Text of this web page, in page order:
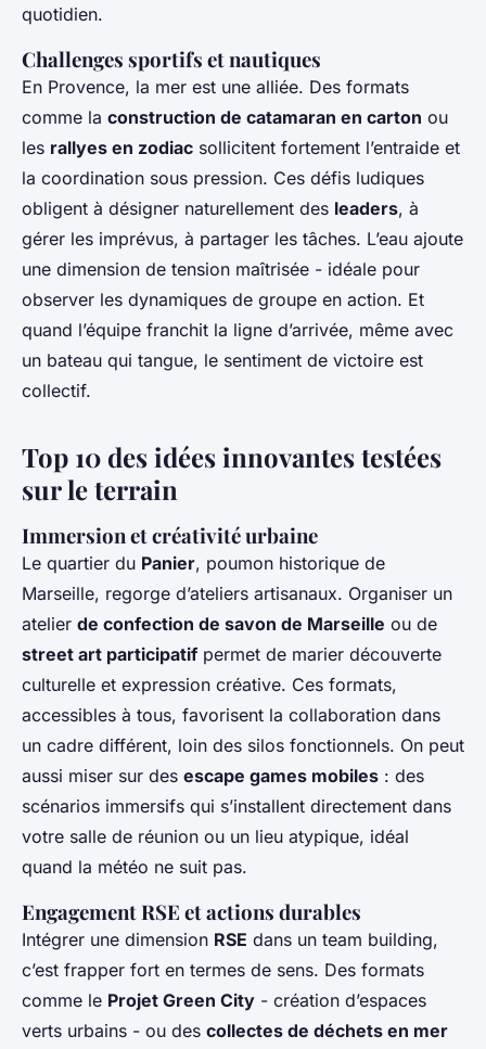
quotidien.
Challenges sportifs et nautiques
En Provence, la mer est une alliée. Des formats
comme la construction de catamaran en carton ou
les rallyes en zodiac sollicitent fortement l’entraide et
la coordination sous pression. Ces défis ludiques
obligent à désigner naturellement des leaders, à
gérer les imprévus, à partager les tâches. L’eau ajoute
une dimension de tension maîtrisée - idéale pour
observer les dynamiques de groupe en action. Et
quand l’équipe franchit la ligne d’arrivée, même avec
un bateau qui tangue, le sentiment de victoire est
collectif.
Top 10 des idées innovantes testées
sur le terrain
Immersion et créativité urbaine
Le quartier du Panier, poumon historique de
Marseille, regorge d’ateliers artisanaux. Organiser un
atelier de confection de savon de Marseille ou de
street art participatif permet de marier découverte
culturelle et expression créative. Ces formats,
accessibles à tous, favorisent la collaboration dans
un cadre différent, loin des silos fonctionnels. On peut
aussi miser sur des escape games mobiles : des
scénarios immersifs qui s’installent directement dans
votre salle de réunion ou un lieu atypique, idéal
quand la météo ne suit pas.
Engagement RSE et actions durables
Intégrer une dimension RSE dans un team building,
c’est frapper fort en termes de sens. Des formats
comme le Projet Green City - création d’espaces
verts urbains - ou des collectes de déchets en mer